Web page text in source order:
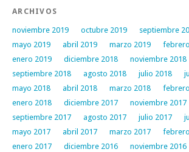
ARCHIVOS
noviembre 2019 octubre 2019 septiembre
mayo 2019
abril 2019 marzo 2019
enero 2019
diciembre 2018 noviembre 2018
septiembre 2018
agosto 2018 julio 2018
mayo 2018
abril 2018 marzo 2018
enero 2018
diciembre 2017 noviembre 2017
septiembre 2017
agosto 2017 julio 2017
mayo 2017
abril 2017 marzo 2017
enero 2017
diciembre 2016 noviembre 2016